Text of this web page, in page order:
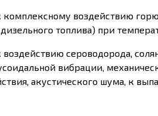
воздействию
топлива) при
сероводорода,
вибрации,
акустического шума, к